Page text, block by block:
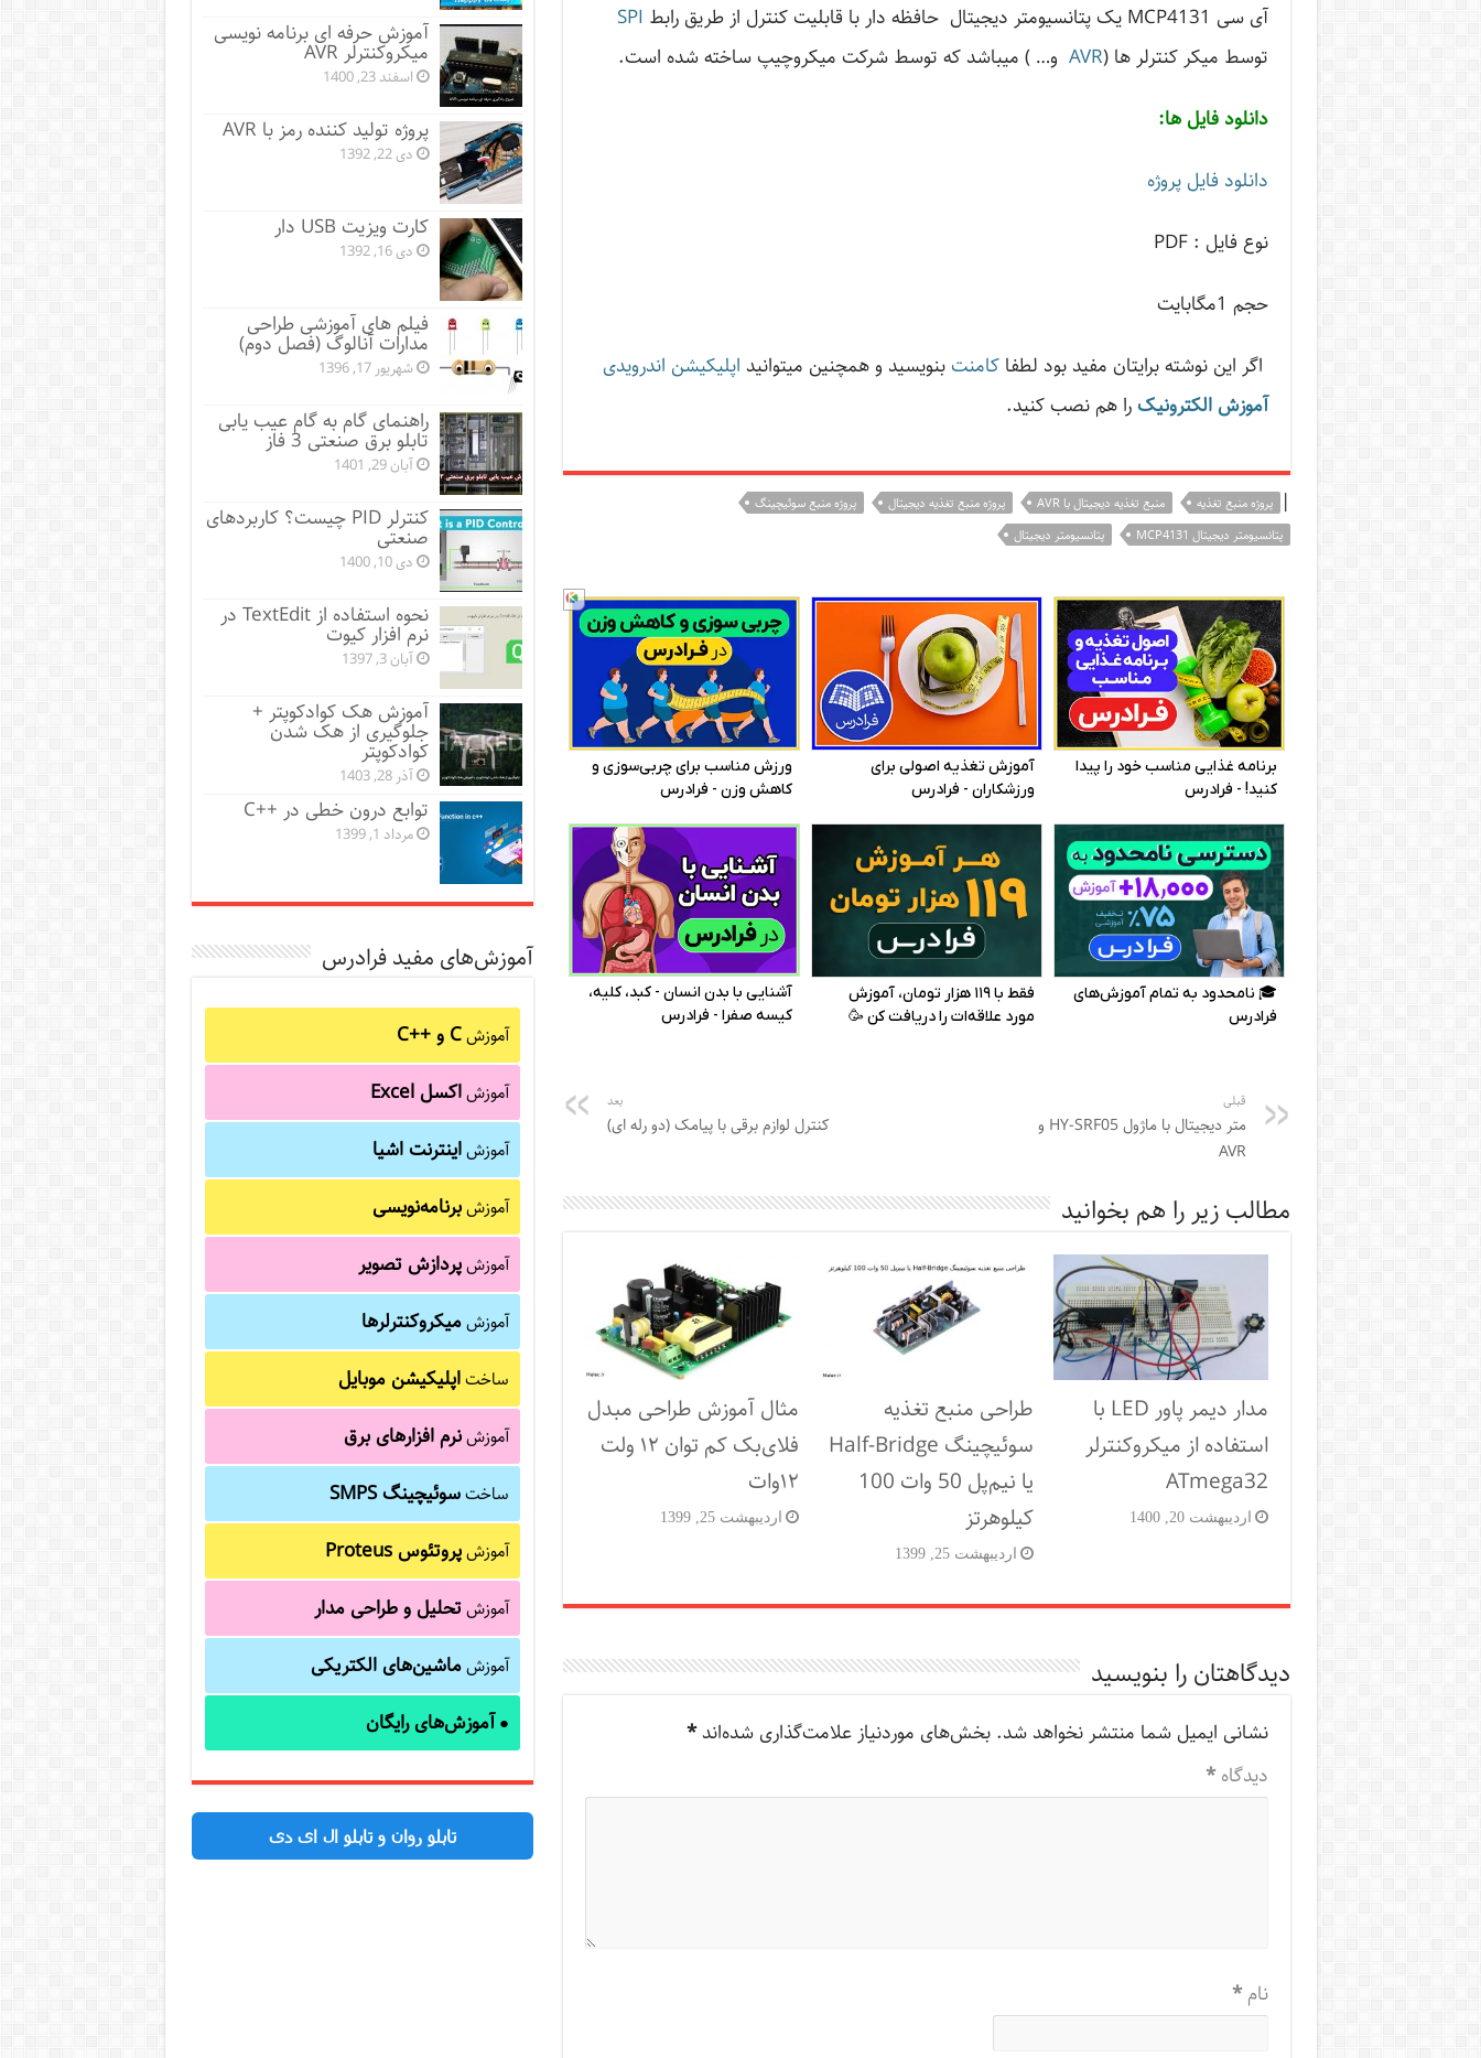
آی سی MCP4131 یک پتانسیومتر دیجیتال حافظه دار با قابلیت کنترل از طریق رابط
SPI
توسط میکر کنترلر ها (AVR و… ) میباشد که توسط شرکت میکروچیپ ساخته شده است.
دانلود فایل ها:
دانلود فایل پروژه
نوع فایل : PDF
حجم 1مگابایت
اگر این نوشته‌ برایتان مفید بود لطفاکامنت بنویسید و همچنین میتوانید اپلیکیشن اندرویدی
آموزش الکترونیک را هم نصب کنید.
| پروژه منبع تغذیه منبع تغذیه دیجیتال با AVR پروژه منبع تغذیه دیجیتال
پروژه منبع سوئیچینگ
پتانسیومتر دیجیتال MCP4131
پتانسیومتر دیجیتال
قبلی
متر دیجیتال با ماژول HY-SRF05 و
AVR
بعد
کنترل لوازم برقی با پیامک (دو رله ای)
مطالب زیر را هم بخوانید
مدار دیمر پاور LED با
استفاده از میکروکنترلر
ATmega32
اردیبهشت 20, 1400
طراحی منبع تغذیه
سوئیچینگ Half-Bridge
یا نیم‌پل 50 وات 100
کیلوهرتز
اردیبهشت 25, 1399
مثال آموزش طراحی مبدل
فلای‌بک کم توان ۱۲ ولت
۱۲‌وات
اردیبهشت 25, 1399
دیدگاهتان را بنویسید
نشانی ایمیل شما منتشر نخواهد شد. بخش‌های موردنیاز علامت‌گذاری شده‌اند*
دیدگاه*
نام*
آموزش حرفه ای برنامه نویسی
میکروکنترلر AVR
اسفند 23, 1400
پروژه تولید کننده رمز با AVR
دی 22, 1392
کارت ویزیت USB دار
دی 16, 1392
فیلم های آموزشی طراحی
مدارات آنالوگ (فصل دوم)
شهریور 17, 1396
راهنمای گام به گام عیب یابی
تابلو برق صنعتی 3 فاز
آبان 29, 1401
کنترلر PID چیست؟ کاربردهای
صنعتی
دی 10, 1400
نحوه استفاده از TextEdit در
نرم افزار کیوت
آبان 3, 1397
آموزش هک کوادکوپتر +
جلوگیری از هک شدن
کوادکوپتر
آذر 28, 1403
توابع درون خطی در ++C
مرداد 1, 1399
آموزش‌های مفید فرادرس
آموزشC و C++‎
آموزشاکسل Excel
آموزشاینترنت اشیا
آموزشبرنامه‌نویسی
آموزشپردازش تصویر
آموزشمیکروکنترلرها
ساختاپلیکیشن موبایل
آموزشنرم افزارهای برق
ساختسوئیچینگ SMPS
آموزشپروتئوس Proteus
آموزشتحلیل و طراحی مدار
آموزشماشین‌های الکتریکی
●آموزش‌های رایگان
تابلو روان و تابلو ال ای دی